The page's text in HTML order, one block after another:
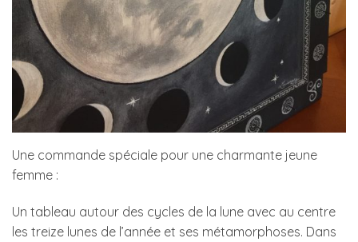
Une commande spéciale pour une charmante jeune
femme :
Un tableau autour des cycles de la lune avec au centre
les treize lunes de l’année et ses métamorphoses. Dans